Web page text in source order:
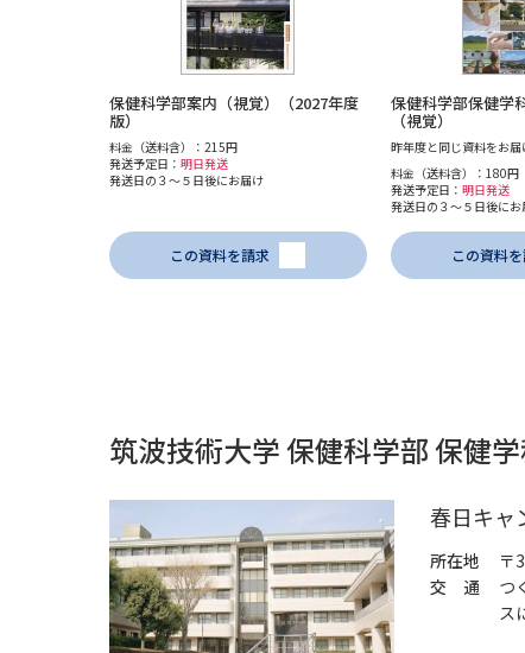
保健科学部案内（視覚）（2027年度
版）
料金（送料含）：215円
発送予定日： 明日発送
発送日の３～５日後にお届け
この資料を請求
保健科学部保健学
（視覚）
昨年度と同じ資料をお届
料金（送料含）：180円
発送予定日： 明日発送
発送日の３～５日後にお
この資料
筑波技術大学 保健科学部 保健
春日キャ
所在地
〒
交 通
つ
ス